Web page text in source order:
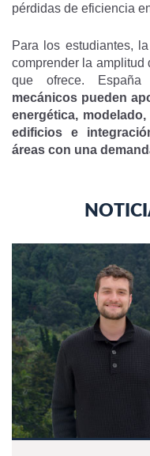
pérdidas de eficiencia
Para los estudiantes,
comprender la amplitud
que ofrece.
mecánicos pueden
energética,
edificios e
áreas con una